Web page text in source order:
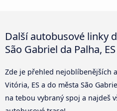
Další autobusové linky
São Gabriel da Palha, ES
Zde je přehled nejoblíbenějších
Vitória, ES a do města São
na tebou vybraný spoj a najdeš